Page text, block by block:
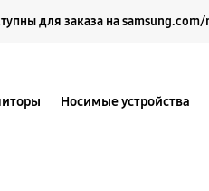
для заказа на samsung.com/
Носимые устройства